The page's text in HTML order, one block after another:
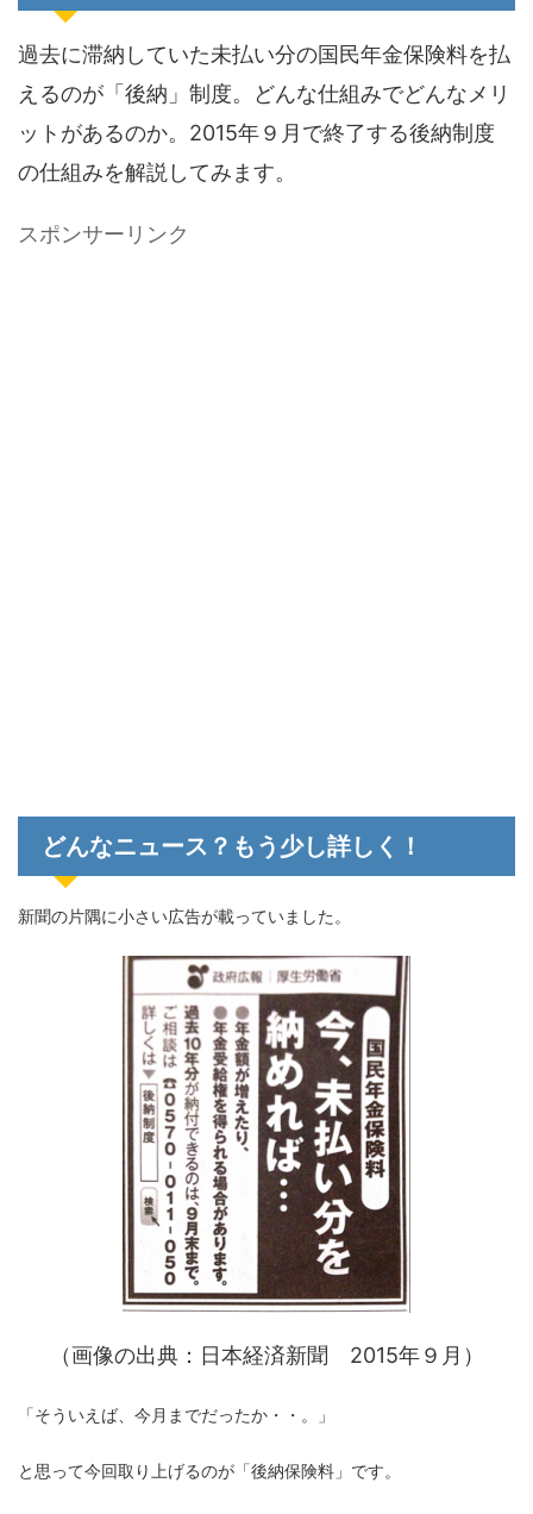
過去に滞納していた未払い分の国民年金保険料を払
えるのが「後納」制度。どんな仕組みでどんなメリ
ットがあるのか。2015年９月で終了する後納制度
の仕組みを解説してみます。
スポンサーリンク
どんなニュース？もう少し詳しく！
新聞の片隅に小さい広告が載っていました。
（画像の出典：日本経済新聞 2015年９月）
「そういえば、今月までだったか・・。」
と思って今回取り上げるのが「後納保険料」です。